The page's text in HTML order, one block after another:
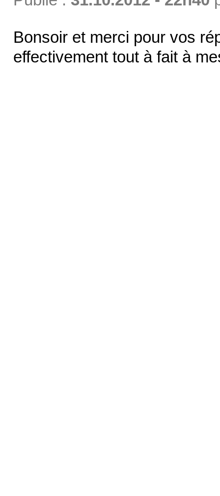
Bonsoir et merci pour vos
effectivement tout à fait à